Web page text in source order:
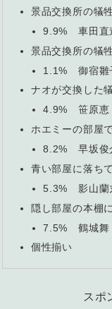
景品交換所の犠
9.9% 車田
景品交換所の犠
1.1% 御宿
ナオが交換した
4.9% 笹原
ホエミーの部屋
8.2% 早坂
青い部屋に落ち
5.3% 影山
隠し部屋の本棚
7.5% 鶴城
個性揃い
スポ